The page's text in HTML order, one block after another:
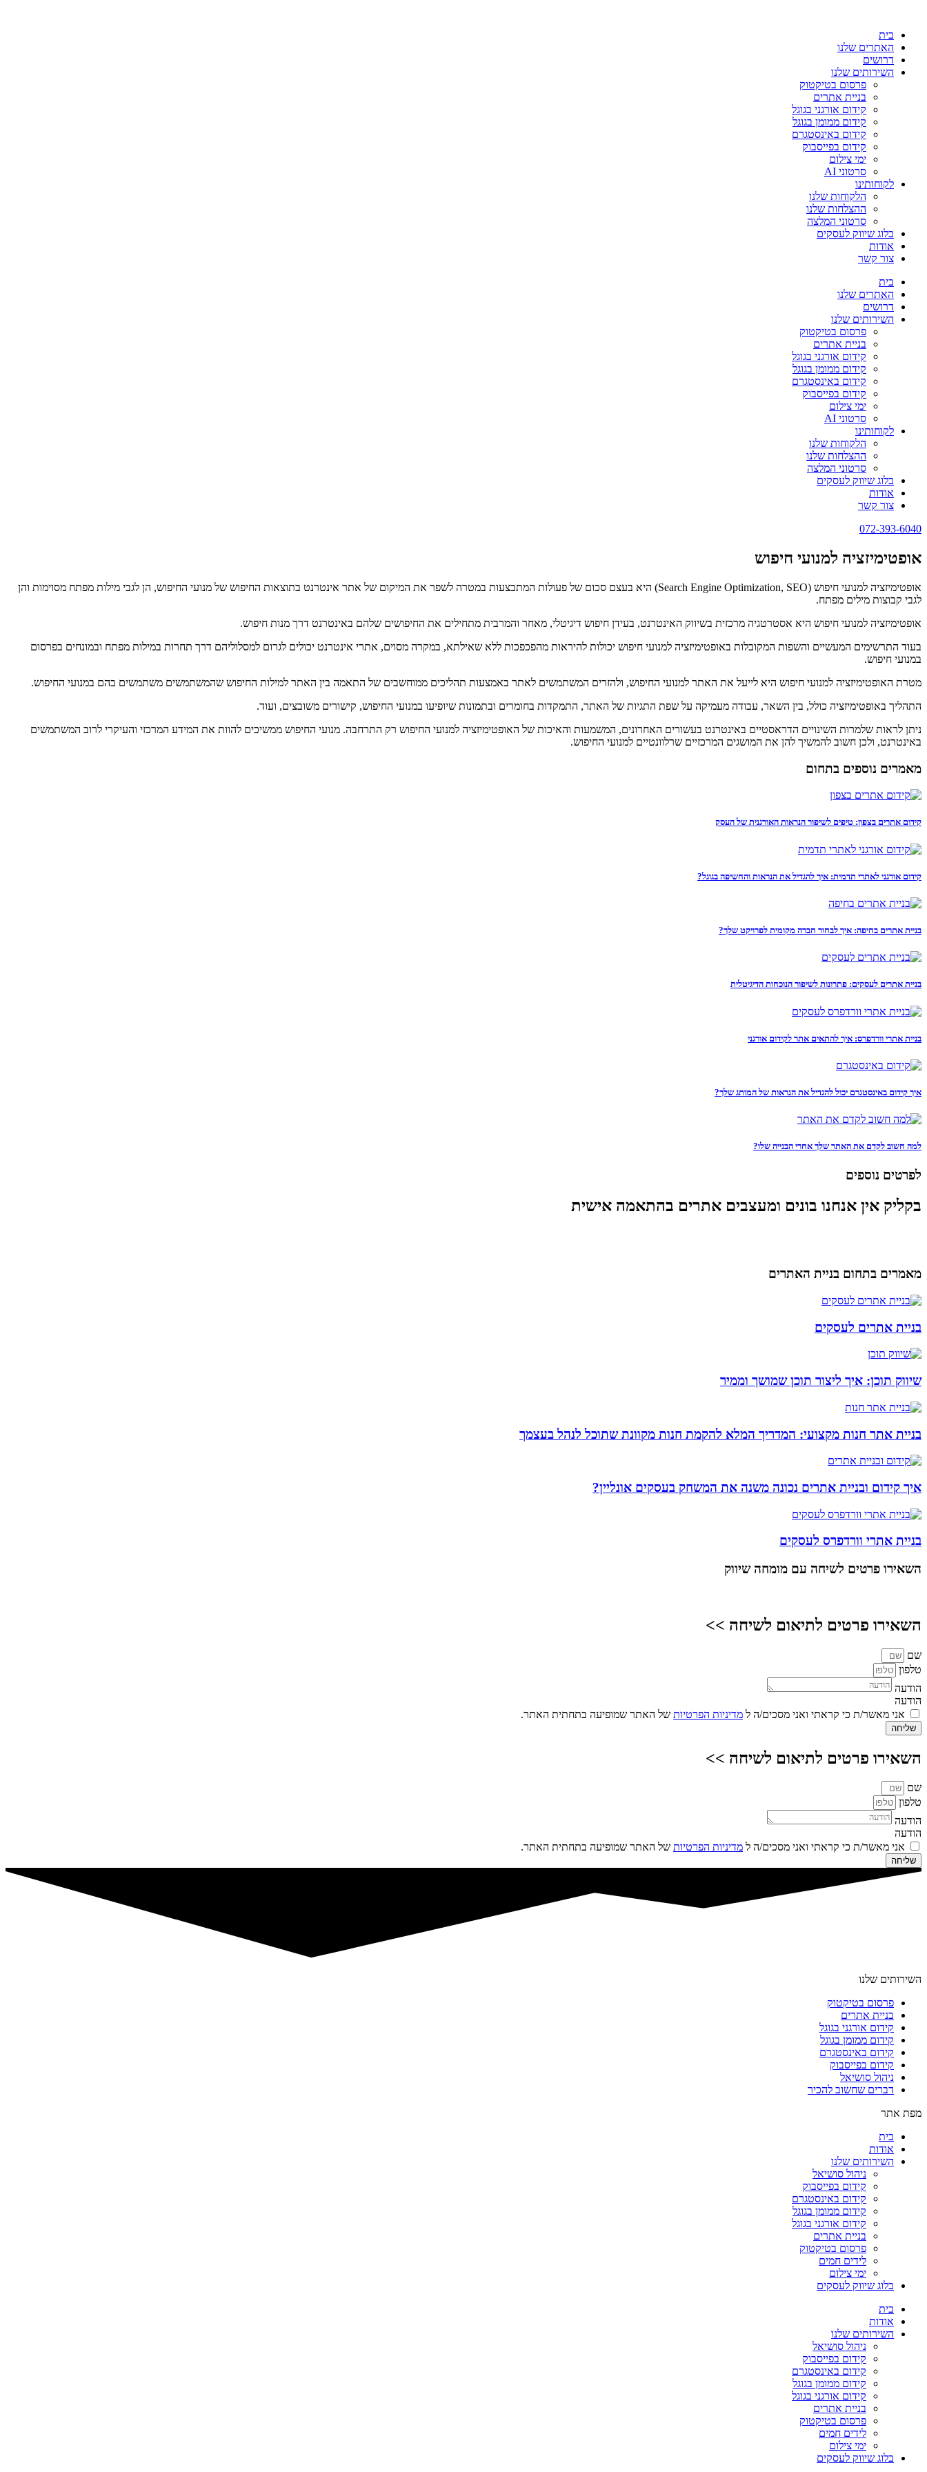
בית
האתרים שלנו
דרושים
השירותים שלנו
פרסום בטיקטוק
בניית אתרים
קידום אורגני בגוגל
קידום ממומן בגוגל
קידום באינסטגרם
קידום בפייסבוק
ימי צילום
סרטוני AI
לקוחותינו
הלקוחות שלנו
ההצלחות שלנו
סרטוני המלצה
בלוג שיווק לעסקים
אודות
צור קשר
בית
האתרים שלנו
דרושים
השירותים שלנו
פרסום בטיקטוק
בניית אתרים
קידום אורגני בגוגל
קידום ממומן בגוגל
קידום באינסטגרם
קידום בפייסבוק
ימי צילום
סרטוני AI
לקוחותינו
הלקוחות שלנו
ההצלחות שלנו
סרטוני המלצה
בלוג שיווק לעסקים
אודות
צור קשר
072-393-6040
אופטימיזציה למנועי חיפוש
אופטימיזציה למנועי חיפוש (‏Search Engine Optimization, SEO) היא בעצם סכום של פעולות המתבצעות במטרה לשפר את המיקום של אתר אינטרנט בתוצאות החיפוש של מנועי החיפוש, הן לגבי מילות מפתח מסוימות והן
לגבי קבוצות מילים מפתח.
אופטימיזציה למנועי חיפוש היא אסטרטגיה מרכזית בשיווק האינטרנט, בעידן חיפוש דיגיטלי, מאחר והמרבית מתחילים את החיפושים שלהם באינטרנט דרך מנות חיפוש.
בעוד התרשימים המעשיים והשפות המקובלות באופטימיזציה למנועי חיפוש יכולות להיראות מהפכפכות ללא שאילתא, במקרה מסוים, אתרי אינטרנט יכולים לגרום למסלוליהם דרך תחרות במילות מפתח ובמונחים בפרסום
במנועי חיפוש.
מטרת האופטימיזציה למנועי חיפוש היא לייעל את האתר למנועי החיפוש, ולהזרים המשתמשים לאתר באמצעות תהליכים ממוחשבים של התאמה בין האתר למילות החיפוש שהמשתמשים משתמשים בהם במנועי החיפוש.
התהליך באופטימיזציה כולל, בין השאר, עבודה מעמיקה על שפת התגיות של האתר, התמקדות בחומרים ובתמונות שיופיעו במנועי החיפוש, קישורים משובצים, ועוד.
ניתן לראות שלמרות השינויים הדראסטיים באינטרנט בעשורים האחרונים, המשמעות והאיכות של האופטימיזציה למנועי החיפוש רק התרחבה. מנועי החיפוש ממשיכים להוות את המידע המרכזי והעיקרי לרוב המשתמשים
באינטרנט, ולכן חשוב להמשיך להן את המושגים המרכזיים שרלוונטיים למנועי החיפוש.
מאמרים נוספים בתחום
קידום אתרים בצפון: טיפים לשיפור הנראות האורגנית של העסק
קידום אורגני לאתרי תדמית: איך להגדיל את הנראות והחשיפה בגוגל?
בניית אתרים בחיפה: איך לבחור חברה מקומית לפרויקט שלך?
בניית אתרים לעסקים: פתרונות לשיפור הנוכחות הדיגיטלית
בניית אתרי וורדפרס: איך להתאים אתר לקידום אורגני
איך קידום באינסטגרם יכול להגדיל את הנראות של המותג שלך?
למה חשוב לקדם את האתר שלך אחרי הבנייה שלו?
לפרטים נוספים
בקליק אין אנחנו בונים ומעצבים אתרים בהתאמה אישית
מאמרים בתחום בניית האתרים
בניית אתרים לעסקים
שיווק תוכן: איך ליצור תוכן שמושך וממיר
בניית אתר חנות מקצועי: המדריך המלא להקמת חנות מקוונת שתוכל לנהל בעצמך
איך קידום ובניית אתרים נכונה משנה את המשחק בעסקים אונליין?
בניית אתרי וורדפרס לעסקים
השאירו פרטים לשיחה עם מומחה שיווק
השאירו פרטים לתיאום לשיחה >>
שם
טלפון
הודעה
הודעה
אני מאשר/ת כי קראתי ואני מסכים/ה ל מדיניות הפרטיות של האתר שמופיעה בתחתית האתר.
שליחה
השאירו פרטים לתיאום לשיחה >>
שם
טלפון
הודעה
הודעה
אני מאשר/ת כי קראתי ואני מסכים/ה ל מדיניות הפרטיות של האתר שמופיעה בתחתית האתר.
שליחה
השירותים שלנו
פרסום בטיקטוק
בניית אתרים
קידום אורגני בגוגל
קידום ממומן בגוגל
קידום באינסטגרם
קידום בפייסבוק
ניהול סושיאל
דברים שחשוב להכיר
מפת אתר
בית
אודות
השירותים שלנו
ניהול סושיאל
קידום בפייסבוק
קידום באינסטגרם
קידום ממומן בגוגל
קידום אורגני בגוגל
בניית אתרים
פרסום בטיקטוק
לידים חמים
ימי צילום
בלוג שיווק לעסקים
בית
אודות
השירותים שלנו
ניהול סושיאל
קידום בפייסבוק
קידום באינסטגרם
קידום ממומן בגוגל
קידום אורגני בגוגל
בניית אתרים
פרסום בטיקטוק
לידים חמים
ימי צילום
בלוג שיווק לעסקים